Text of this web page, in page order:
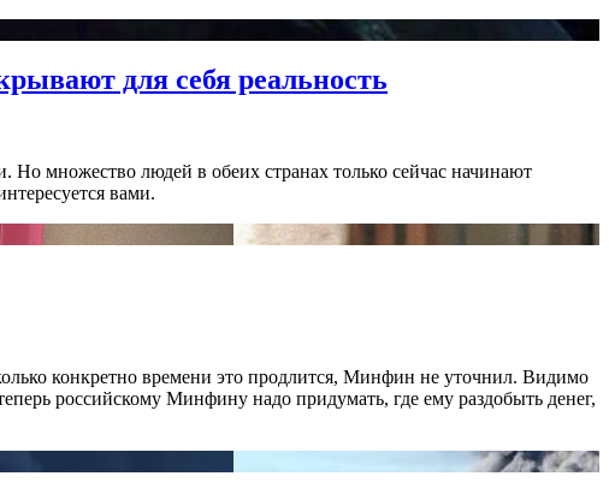
для себя реальность
множество людей в обеих странах только сейчас начинают
вами.
конкретно времени это продлится, Минфин не уточнил. Видимо
российскому Минфину надо придумать, где ему раздобыть денег,